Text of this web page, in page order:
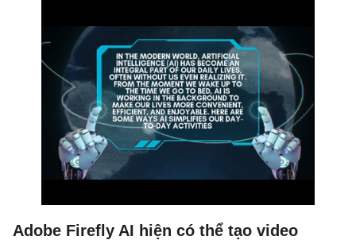
Adobe Firefly AI hiện có thể tạo video